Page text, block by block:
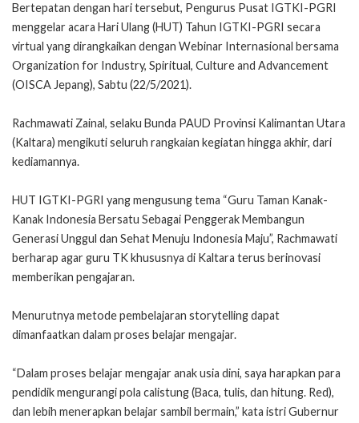
Bertepatan dengan hari tersebut, Pengurus Pusat IGTKI-PGRI
menggelar acara Hari Ulang (HUT) Tahun IGTKI-PGRI secara
virtual yang dirangkaikan dengan Webinar Internasional bersama
Organization for Industry, Spiritual, Culture and Advancement
(OISCA Jepang), Sabtu (22/5/2021).
Rachmawati Zainal, selaku Bunda PAUD Provinsi Kalimantan Utara
(Kaltara) mengikuti seluruh rangkaian kegiatan hingga akhir, dari
kediamannya.
HUT IGTKI-PGRI yang mengusung tema “Guru Taman Kanak-
Kanak Indonesia Bersatu Sebagai Penggerak Membangun
Generasi Unggul dan Sehat Menuju Indonesia Maju”, Rachmawati
berharap agar guru TK khususnya di Kaltara terus berinovasi
memberikan pengajaran.
Menurutnya metode pembelajaran storytelling dapat
dimanfaatkan dalam proses belajar mengajar.
“Dalam proses belajar mengajar anak usia dini, saya harapkan para
pendidik mengurangi pola calistung (Baca, tulis, dan hitung. Red),
dan lebih menerapkan belajar sambil bermain,” kata istri Gubernur